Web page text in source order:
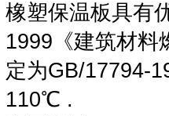
橡塑保温板具有
1999《建筑材料
定为GB/17794-
110℃ .